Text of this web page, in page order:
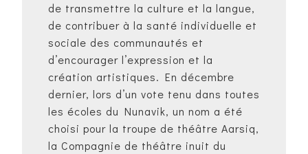
de transmettre la culture et la langue,
de contribuer à la santé individuelle et
sociale des communautés et
d’encourager l’expression et la
création artistiques. En décembre
dernier, lors d’un vote tenu dans toutes
les écoles du Nunavik, un nom a été
choisi pour la troupe de théâtre Aarsiq,
la Compagnie de théâtre inuit du